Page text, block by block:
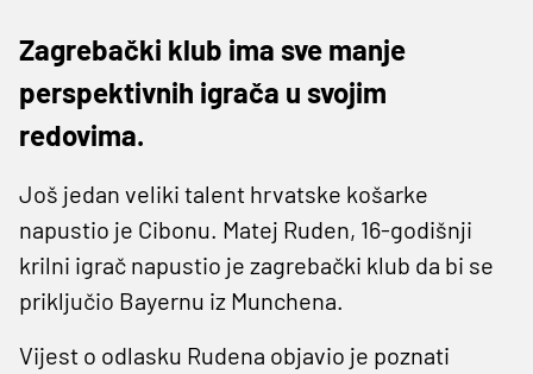
Zagrebački klub ima sve manje
perspektivnih igrača u svojim
redovima.
Još jedan veliki talent hrvatske košarke
napustio je Cibonu. Matej Ruden, 16-godišnji
krilni igrač napustio je zagrebački klub da bi se
priključio Bayernu iz Munchena.
Vijest o odlasku Rudena objavio je poznati